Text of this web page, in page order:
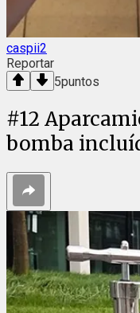
caspii2
Reportar
5puntos
#12
bomba